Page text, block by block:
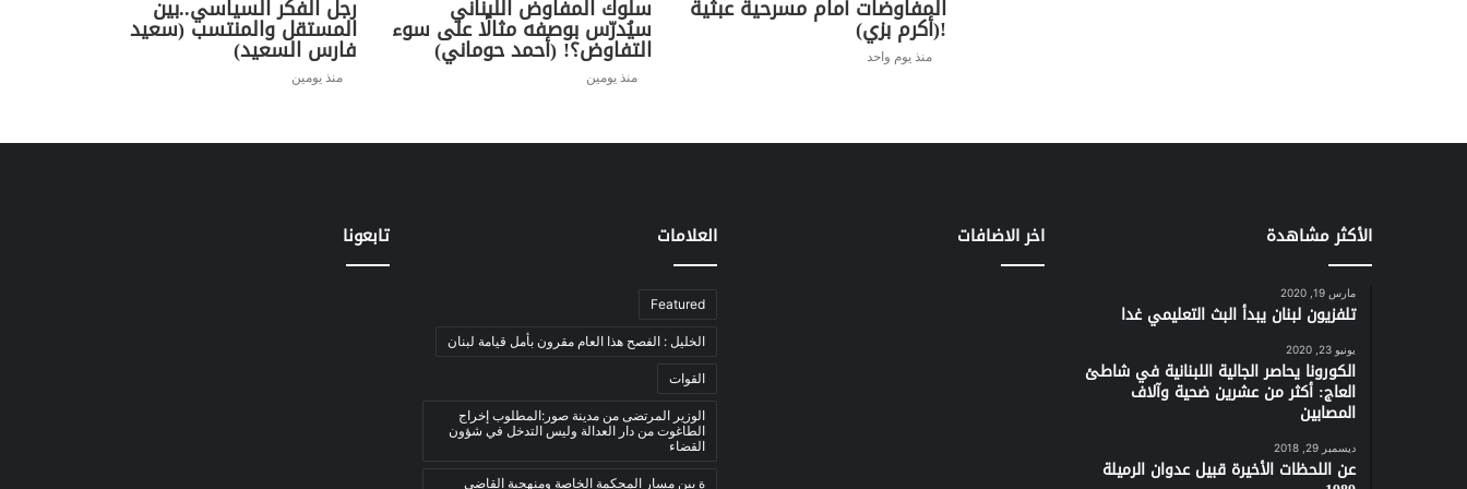
المفاوضات أمام مسرحية عبثية
!(أكرم بزي)
منذ يوم واحد
سلوك المفاوض اللبناني
سيُدرّس بوصفه مثالًا على سوء
التفاوض؟! (أحمد حوماني)
منذ يومين
رجل الفكر السياسي..بين
المستقل والمنتسب (سعيد
فارس السعيد)
منذ يومين
الأكثر مشاهدة
مارس 19, 2020
تلفزيون لبنان يبدأ البث التعليمي غدا
يونيو 23, 2020
الكورونا يحاصر الجالية اللبنانية في شاطئ
العاج: أكثر من عشرين ضحية وآلاف
المصابين
ديسمبر 29, 2018
عن اللحظات الأخيرة قبيل عدوان الرميلة
اخر الاضافات العلامات
Featured
الخليل : الفصح هذا العام مقرون بأمل قيامة لبنان
القوات
الوزير المرتضى من مدينة صور:المطلوب إخراج
الطاغوت من دار العدالة وليس التدخل في شؤون
القضاء
ة بين مسار المحكمة الخاصة ومنهجية القاضي
تابعونا